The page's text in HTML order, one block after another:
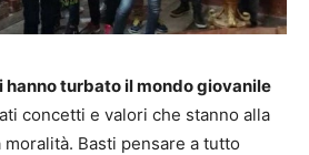
turbato il mondo giovanile
concetti e valori che stanno alla
moralità. Basti pensare a tutto